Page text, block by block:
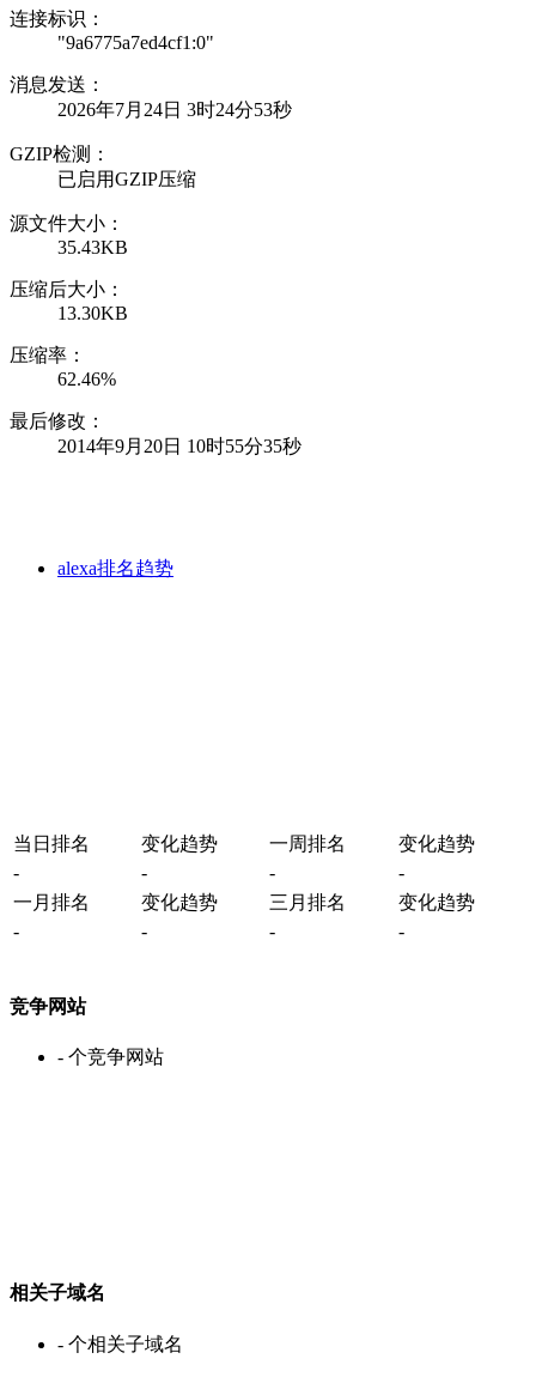
连接标识：
"9a6775a7ed4cf1:0"
消息发送：
2026年7月24日 3时24分53秒
GZIP检测：
已启用GZIP压缩
源文件大小：
35.43KB
压缩后大小：
13.30KB
压缩率：
62.46%
最后修改：
2014年9月20日 10时55分35秒
alexa排名趋势
当日排名 变化趋势 一周排名
变化趋势
-
- -
-
一月排名
变化趋势 三月排名
变化趋势
-
- - -
竞争网站
- 个竞争网站
相关子域名
- 个相关子域名